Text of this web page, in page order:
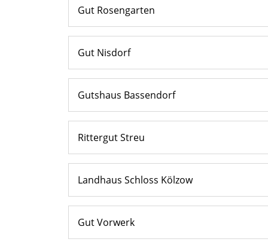
Gut Rosengarten
Gut Nisdorf
Gutshaus Bassendorf
Rittergut Streu
Landhaus Schloss Kölzow
Gut Vorwerk